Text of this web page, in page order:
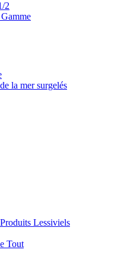
2
la mer surgelés
Lessiviels
Tout